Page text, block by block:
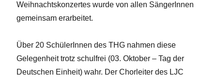
Weihnachtskonzertes wurde von allen SängerInnen
gemeinsam erarbeitet.
Über 20 SchülerInnen des THG nahmen diese
Gelegenheit trotz schulfrei (03. Oktober – Tag der
Deutschen Einheit) wahr. Der Chorleiter des LJC